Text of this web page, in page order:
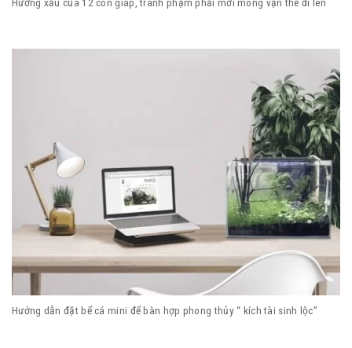
Hướng dẫn đặt bể cá mini để bàn hợp phong thủy “ kích tài sinh lộc”